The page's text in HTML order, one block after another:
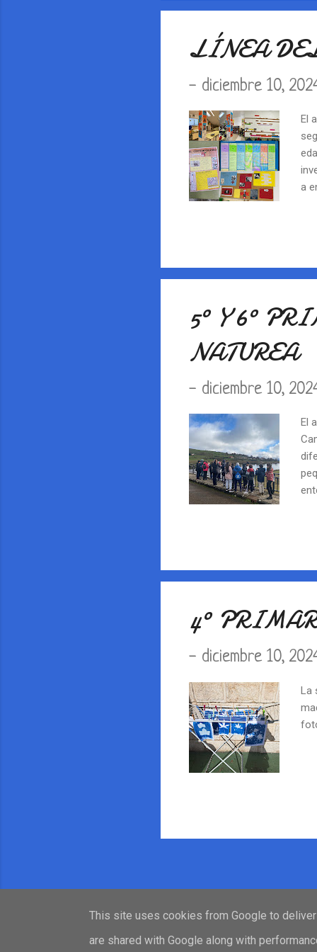
LÍNEA
- diciembre 10,
El
a
5º Y 6º
NATUREA
- diciembre 10,
El
4º
- diciembre 10,
La
This site uses cookies from Google to
are shared with Google along with